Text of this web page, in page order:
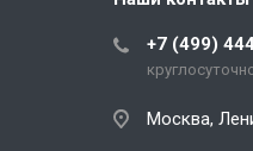
+7 (499)
Москва,